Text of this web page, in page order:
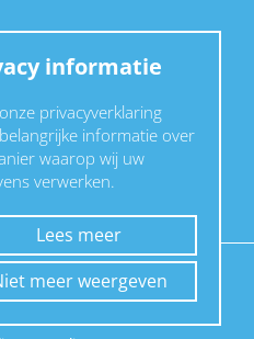
informatie
privacyverklaring
informatie over
waarop wij uw
verwerken.
Lees meer
meer weergeven